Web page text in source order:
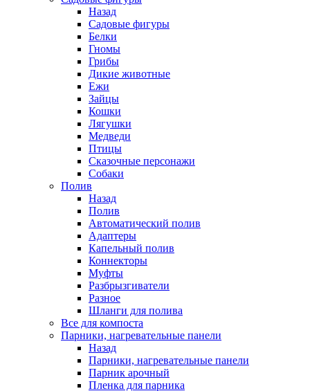
Назад
Садовые фигуры
Белки
Гномы
Грибы
Дикие животные
Ежи
Зайцы
Кошки
Лягушки
Медведи
Птицы
Сказочные персонажи
Собаки
Полив
Назад
Полив
Автоматический полив
Адаптеры
Капельный полив
Коннекторы
Муфты
Разбрызгиватели
Разное
Шланги для полива
Все для компоста
Парники, нагревательные панели
Назад
Парники, нагревательные панели
Парник арочный
Пленка для парника